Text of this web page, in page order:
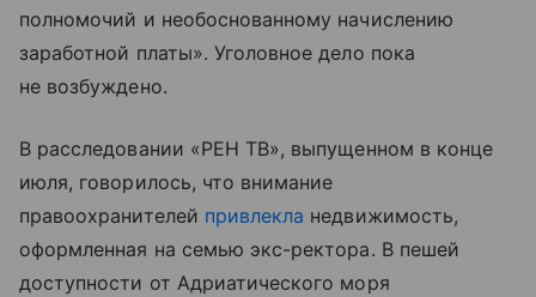
полномочий и необоснованному начислению
заработной платы». Уголовное дело пока
не возбуждено.
В расследовании «РЕН ТВ», выпущенном в конце
июля, говорилось, что внимание
правоохранителей привлекла недвижимость,
оформленная на семью экс-ректора. В пешей
доступности от Адриатического моря